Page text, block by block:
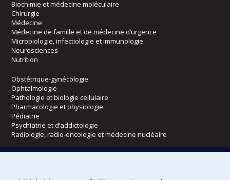
Biochimie et médecine moléculaire
Chirurgie
Médecine
Médecine de famille et de médecine d’urgence
Microbiologie, infectiologie et immunologie
Neurosciences
Nutrition
Obstétrique-gynécologie
Ophtalmologie
Pathologie et biologie cellulaire
Pharmacologie et physiologie
Pédiatrie
Psychiatrie et d’addictologie
Radiologie, radio-oncologie et médecine nucléaire